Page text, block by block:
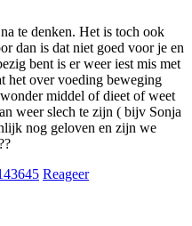
te denken. Het is toch ook
dan is dat niet goed voor je en
bent is er weer iest mis met
het over voeding beweging
middel of dieet of weet
weer slech te zijn ( bijv Sonja
nog geloven en zijn we
Reageer